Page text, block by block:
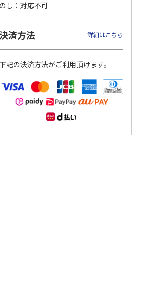
リラックマ／クリア
ファイル３点セット
750円
(送料別・税込)
「犬夜叉」アクリル
ジオラマスタンド
（殺生丸）
5.0 （4）
3,300円
(送料別・税込)
のし
対応不可
決済方法 詳細はこちら
下記の決済方法がご利用頂けます。